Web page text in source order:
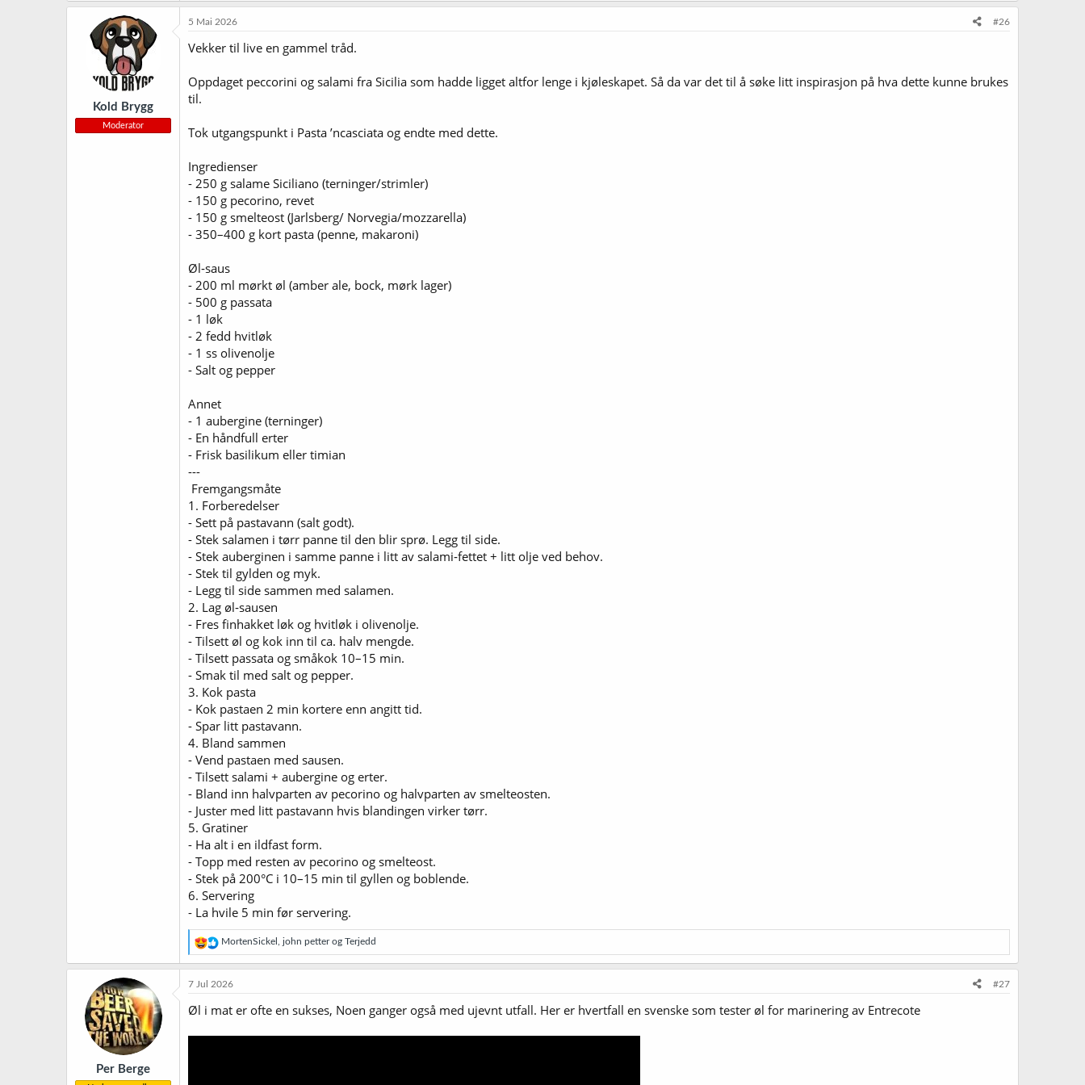
Kold Brygg
Moderator
5 Mai 2026 #26
Vekker til live en gammel tråd.
Oppdaget peccorini og salami fra Sicilia som hadde ligget altfor lenge i kjøleskapet. Så da var det til å søke litt inspirasjon på hva dette kunne brukes
til.
Tok utgangspunkt i Pasta ’ncasciata og endte med dette.
Ingredienser
- 250 g salame Siciliano (terninger/strimler)
- 150 g pecorino, revet
- 150 g smelteost (Jarlsberg/ Norvegia/mozzarella)
- 350–400 g kort pasta (penne, makaroni)
Øl‑saus
- 200 ml mørkt øl (amber ale, bock, mørk lager)
- 500 g passata
- 1 løk
- 2 fedd hvitløk
- 1 ss olivenolje
- Salt og pepper
Annet
- 1 aubergine (terninger)
- En håndfull erter
- Frisk basilikum eller timian
---
‍ Fremgangsmåte
1. Forberedelser
- Sett på pastavann (salt godt).
- Stek salamen i tørr panne til den blir sprø. Legg til side.
- Stek auberginen i samme panne i litt av salami‑fettet + litt olje ved behov.
- Stek til gylden og myk.
- Legg til side sammen med salamen.
2. Lag øl‑sausen
- Fres finhakket løk og hvitløk i olivenolje.
- Tilsett øl og kok inn til ca. halv mengde.
- Tilsett passata og småkok 10–15 min.
- Smak til med salt og pepper.
3. Kok pasta
- Kok pastaen 2 min kortere enn angitt tid.
- Spar litt pastavann.
4. Bland sammen
- Vend pastaen med sausen.
- Tilsett salami + aubergine og erter.
- Bland inn halvparten av pecorino og halvparten av smelteosten.
- Juster med litt pastavann hvis blandingen virker tørr.
5. Gratiner
- Ha alt i en ildfast form.
- Topp med resten av pecorino og smelteost.
- Stek på 200°C i 10–15 min til gyllen og boblende.
6. Servering
- La hvile 5 min før servering.
R
e
a
k
o
MortenSickel john petterog Terjedd
Per Berge
7 Jul 2026 #27
Øl i mat er ofte en sukses, Noen ganger også med ujevnt utfall. Her er hvertfall en svenske som tester øl for marinering av Entrecote